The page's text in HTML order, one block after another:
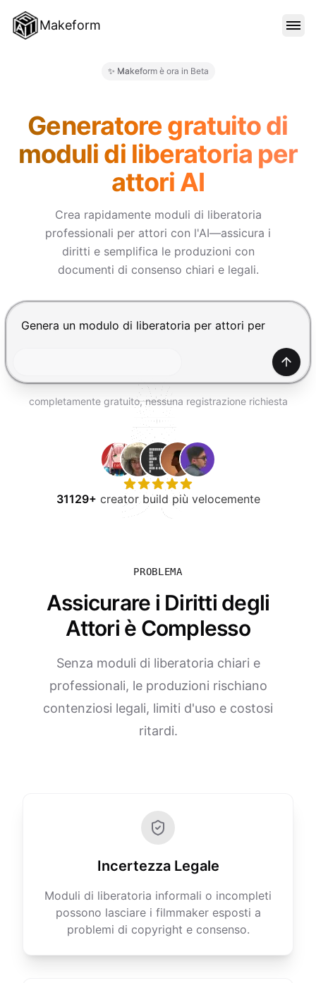
Makeform
BLOG
PREZZI
ACCEDI
PROVA GRATIS
✨ Makeform è ora in Beta
Generatore gratuito di
moduli di liberatoria per
attori AI
Crea rapidamente moduli di liberatoria
professionali per attori con l'AI—assicura i
diritti e semplifica le produzioni con
documenti di consenso chiari e legali.
Premi Invio per inviare, Shift+Invio per nuova riga
completamente gratuito, nessuna registrazione richiesta
31129+ creator build più velocemente
PROBLEMA
Assicurare i Diritti degli
Attori è Complesso
Senza moduli di liberatoria chiari e
professionali, le produzioni rischiano
contenziosi legali, limiti d'uso e costosi
ritardi.
Incertezza Legale
Moduli di liberatoria informali o incompleti
possono lasciare i filmmaker esposti a
problemi di copyright e consenso.